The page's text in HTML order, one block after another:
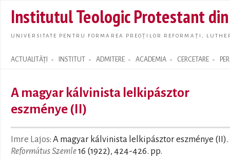
main
Institutul Teologic Protestant
UNIVERSITATE PENTRU FORMAREA PREOȚILOR REFORMAȚI,
ACTUALITĂȚI INSTITUT ADMITERE ACADEMIA CERCETARE
Search form
A magyar kálvinista lelkipásztor
eszménye (II)
Imre Lajos: A magyar kálvinista lelkipásztor eszménye (II).
Református Szemle16 (1922), 424-426. pp.